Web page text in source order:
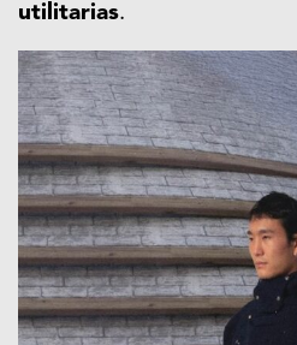
utilitarias.